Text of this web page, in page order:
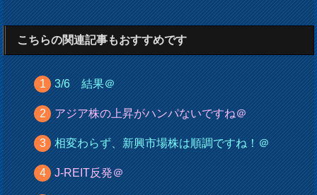
こちらの関連記事もおすすめです
3/6 結果＠
アジア株の上昇がハンパないですね＠
相変わらず、新興市場株は順調ですね！＠
J-REIT反発＠